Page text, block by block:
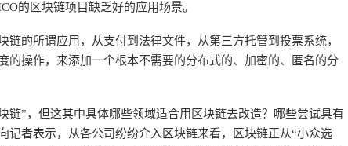
的区块链项目缺乏好的应用场景。
的所谓应用，从支付到法律文件，从第三方托管到投票系统，
的操作，来添加一个根本不需要的分布式的、加密的、匿名的分
链”，但这其中具体哪些领域适合用区块链去改造？哪些尝试具有
记者表示，从各公司纷纷介入区块链来看，区块链正从“小众选